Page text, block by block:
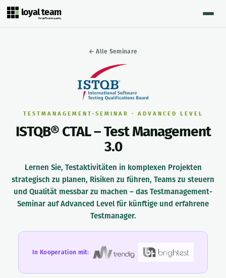
loyal team
for software quality
← Alle Seminare
TESTMANAGEMENT-SEMINAR · ADVANCED LEVEL
ISTQB® CTAL – Test Management
3.0
Lernen Sie, Testaktivitäten in komplexen Projekten
strategisch zu planen, Risiken zu führen, Teams zu steuern
und Qualität messbar zu machen – das Testmanagement-
Seminar auf Advanced Level für künftige und erfahrene
Testmanager.
In Kooperation mit: